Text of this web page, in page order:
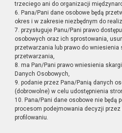
trzeciego ani do organizacji
6. Pana/Pani dane osobowe będą
okres i w zakresie niezbędnym do
7. przysługuje Panu/Pani prawo
osobowych oraz ich sprostowania,
przetwarzania lub prawo do wniesienia
przetwarzania,
8. ma Pan/Pani prawo wniesienia
Danych Osobowych,
9. podanie przez Pana/Panią danych
(dobrowolne) w celu udostępnienia
10. Pana/Pani dane osobowe nie będą
procesom podejmowania decyzji
profilowaniu.